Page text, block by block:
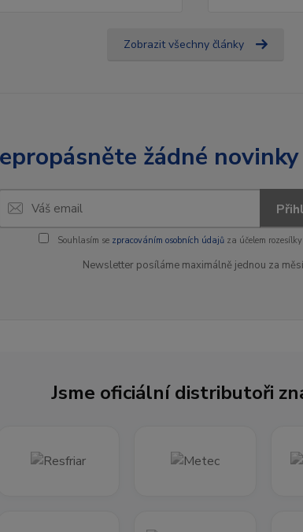
Zobrazit všechny články
žádné
Souhlasím se zpracováním osobních údajůza účelem
Newsletter posíláme maximálně jednou za
Jsme oficiální distributoři